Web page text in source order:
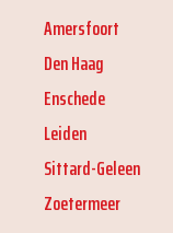
Amersfoort
Den Haag
Enschede
Leiden
Sittard-Geleen
Zoetermeer